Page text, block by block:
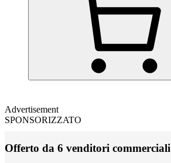
Advertisement
SPONSORIZZATO
Offerto da 6 venditori commerciali